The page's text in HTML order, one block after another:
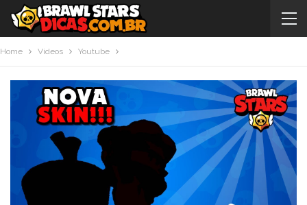
Home Videos Youtube